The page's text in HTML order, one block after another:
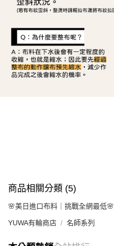
商品相關分類 (5)
🌸美日進口布料｜挑戰全網最低🌸
YUWA有輪商店 名師系列